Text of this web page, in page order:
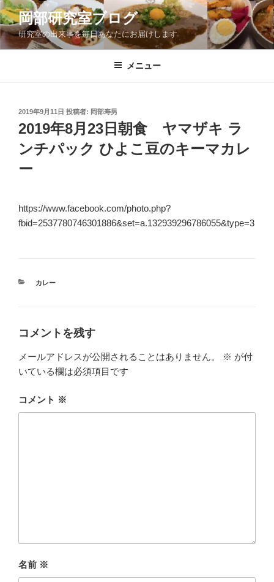
コ
ン
テ
ン
岡部研究室ブログ
研究室の出来事を毎日あなたにお届けします
メニュー
投
稿
日:
2019年9月11日 投稿者: 岡部寿男
2019年8月23日朝食 ヤマザキ ラ
ンチパック ひよこ豆のキーマカレ
ー
https://www.facebook.com/photo.php?
fbid=2537780746301886&set=a.132939296786055&type=3
カ
カレー
コメントを残す
メールアドレスが公開されることはありません。 ※ が付
いている欄は必須項目です
コメント ※
名前 ※